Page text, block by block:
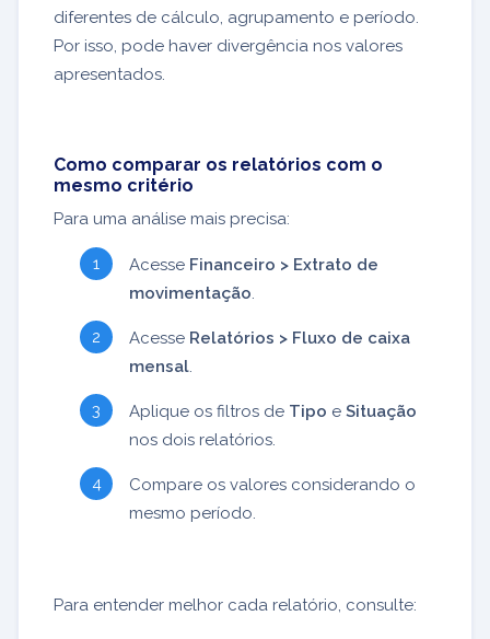
diferentes de cálculo, agrupamento e período.
Por isso, pode haver divergência nos valores
apresentados.
Como comparar os relatórios com o
mesmo critério
Para uma análise mais precisa:
Acesse Financeiro > Extrato de
movimentação
Acesse Relatórios > Fluxo de caixa
mensal
Aplique os filtros de Tipo e Situação
nos dois relatórios.
Compare os valores considerando o
mesmo período.
Para entender melhor cada relatório, consulte: